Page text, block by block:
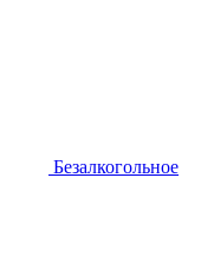
Безалкогольное